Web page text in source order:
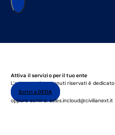
Attiva il servizio per il tuo ente
L’accesso ai contenuti riservati è
Scrivi a DEDA
oppure scrivi a: sales.incloud@civilianext.it